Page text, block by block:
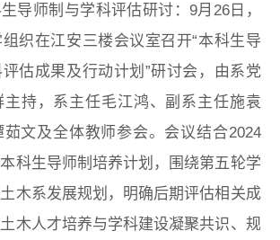
导师制与学科评估研讨：9月26日，
织在江安三楼会议室召开“本科生导
估成果及行动计划”研讨会，由系党
主持，系主任毛江鸿、副系主任施袁
文及全体教师参会。会议结合2024
科生导师制培养计划，围绕第五轮学
木系发展规划，明确后期评估相关成
木人才培养与学科建设凝聚共识、规